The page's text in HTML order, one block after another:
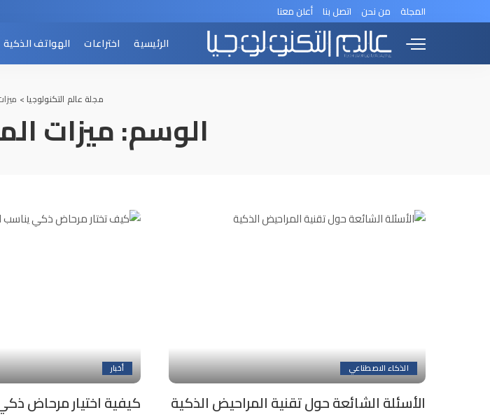
المجلة من نحن اتصل بنا أعلن معنا
الرئيسية اختراعات الهواتف الذكية
مجلة عالم التكنولوجيا>
الوسم:ميزات
الذكاء الاصطناعي
الأسئلة الشائعة حول تقنية المراحيض الذكية
أخبار
كيفية اختيار مرحاض